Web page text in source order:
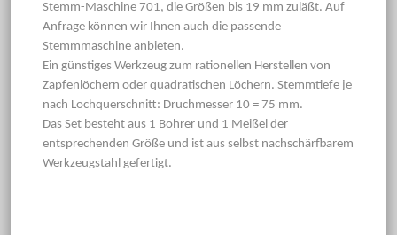
Stemm-Maschine 701, die Größen bis 19 mm zuläßt. Auf
Anfrage können wir Ihnen auch die passende
Stemmmaschine anbieten.
Ein günstiges Werkzeug zum rationellen Herstellen von
Zapfenlöchern oder quadratischen Löchern. Stemmtiefe je
nach Lochquerschnitt: Druchmesser 10 = 75 mm.
Das Set besteht aus 1 Bohrer und 1 Meißel der
entsprechenden Größe und ist aus selbst nachschärfbarem
Werkzeugstahl gefertigt.